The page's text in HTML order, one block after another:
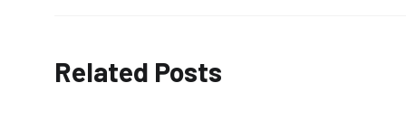
Related Posts